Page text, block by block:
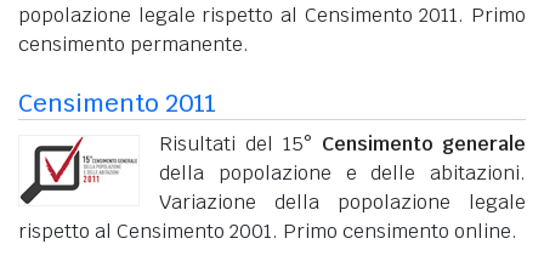
popolazione legale rispetto al Censimento 2011. Primo
censimento permanente.
Censimento 2011
Risultati del 15° Censimento generale
della popolazione e delle abitazioni.
Variazione della popolazione legale
rispetto al Censimento 2001. Primo censimento online.